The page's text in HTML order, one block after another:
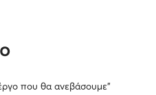
που θα ανεβάσουμε"